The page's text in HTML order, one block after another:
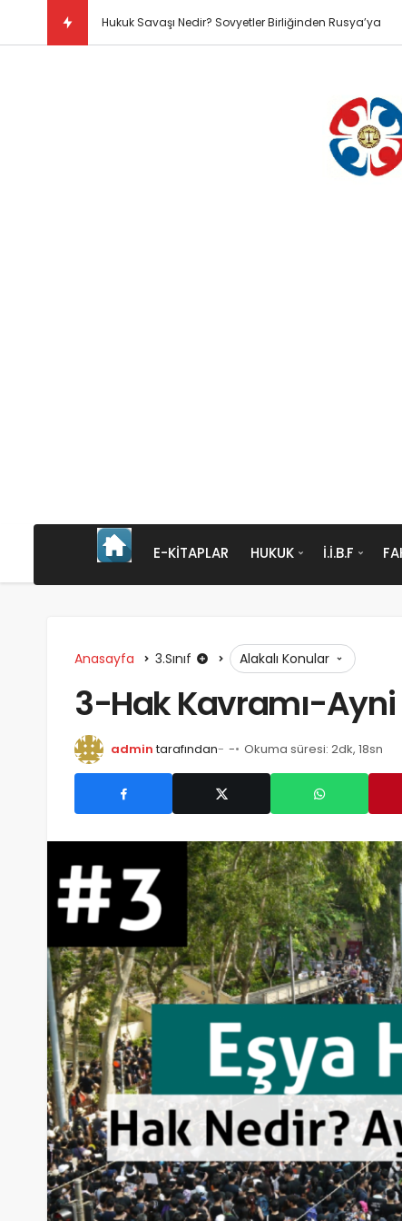
Kısaca Düşünce ve Vicd
E-KITAPLAR HUKUK İ.İ.B.F
Anasayfa 3.Sınıf Alakalı Konular
3-Hak Kavramı-Ayni
admin tarafından - Okuma süresi: 2dk, 18sn